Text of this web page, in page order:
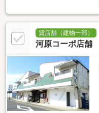
貸店舗（建物一部）
河原コーポ店舗